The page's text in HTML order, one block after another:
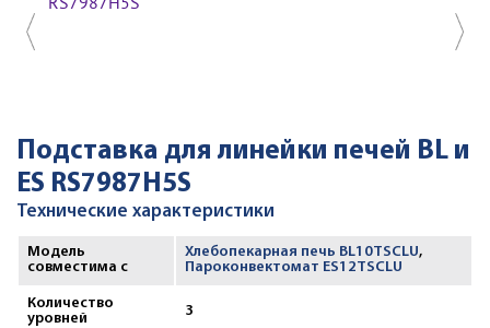
Подставка для линейки печей BL и
ES RS7987H5S
Технические характеристики
Модель
совместима с
Хлебопекарная печь BL10TSCLU,
Пароконвектомат ES12TSCLU
Количество
уровней
3